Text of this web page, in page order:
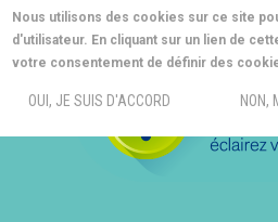
Nous utilisons des cookies sur ce site
d'utilisateur. En cliquant sur un lien de
votre consentement de définir des
OUI, JE SUIS D'ACCORD NON,
Aller
au
contenu
MENU